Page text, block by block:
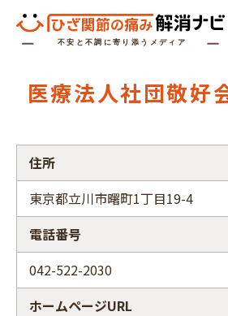
スペシャル
お役立ちコ
専門家イン
医療法人社団敬好
住所
東京都立川市曙町1丁目19-4
電話番号
042-522-2030
ホームページURL